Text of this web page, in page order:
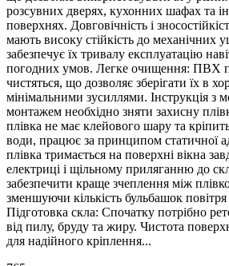
розсувних дверях, кухонних шафах та
поверхнях. Довговічність і
мають високу стійкість до механічних
забезпечує їх тривалу експлуатацію
погодних умов. Легке очищення: ПВХ
чистяться, що дозволяє зберігати їх в
мінімальними зусиллями. Інструкція з
монтажем необхідно зняти захисну
плівка не має клейового шару та
води, працює за принципом статичної
плівка тримається на поверхні вікна
електриці і щільному приляганню до
забезпечити краще зчеплення між
зменшуючи кількість бульбашок
Підготовка скла: Спочатку потрібно
від пилу, бруду та жиру. Чистота
для надійного кріплення...